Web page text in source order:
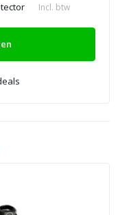
Incl. btw